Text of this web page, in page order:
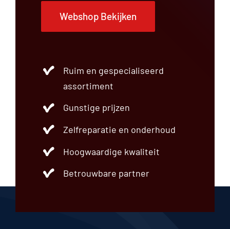
Webshop Bekijken
Ruim en gespecialiseerd
assortiment
Gunstige prijzen
Zelfreparatie en onderhoud
Hoogwaardige kwaliteit
Betrouwbare partner